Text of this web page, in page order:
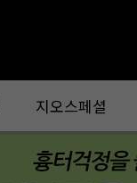
지오스페셜